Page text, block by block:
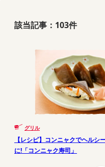
該当記事： 103件
グリル
【レシピ】コンニャクでヘルシ
に!「コンニャク寿司」